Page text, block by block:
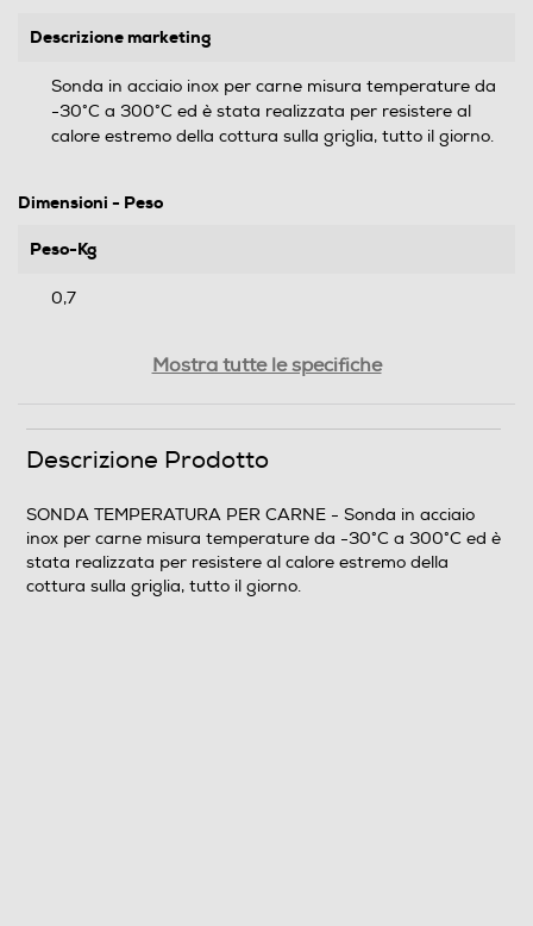
Descrizione marketing
Sonda in acciaio inox per carne misura temperature da
-30°C a 300°C ed è stata realizzata per resistere al
calore estremo della cottura sulla griglia, tutto il giorno.
Dimensioni - Peso
Peso-Kg
0,7
Informazioni sulla sicurezza del prodotto
Mostra tutte le specifiche
Descrizione Prodotto
SONDA TEMPERATURA PER CARNE - Sonda in acciaio
inox per carne misura temperature da -30°C a 300°C ed è
stata realizzata per resistere al calore estremo della
cottura sulla griglia, tutto il giorno.